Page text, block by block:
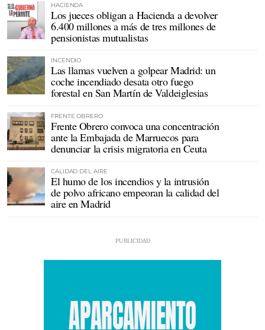
HACIENDA
Los jueces obligan a Hacienda a devolver
6.400 millones a más de tres millones de
pensionistas mutualistas
INCENDIO
Las llamas vuelven a golpear Madrid: un
coche incendiado desata otro fuego
forestal en San Martín de Valdeiglesias
FRENTE OBRERO
Frente Obrero convoca una concentración
ante la Embajada de Marruecos para
denunciar la crisis migratoria en Ceuta
CALIDAD DEL AIRE
El humo de los incendios y la intrusión
de polvo africano empeoran la calidad del
aire en Madrid